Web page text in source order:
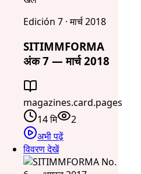
Edición 7 · मार्च 2018
SITIMMFORMA
अंक 7 — मार्च 2018
magazines.card.pages
14 मि
2
अभी पढ़ें
विवरण देखें